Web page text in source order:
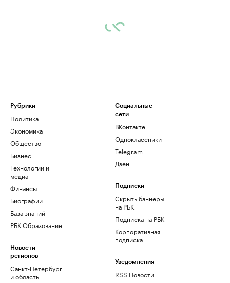
Рубрики
Политика
Экономика
Общество
Бизнес
Технологии и
медиа
Финансы
Биографии
База знаний
РБК Образование
Новости
регионов
Санкт-Петербург
и область
Социальные
сети
ВКонтакте
Одноклассники
Telegram
Дзен
Подписки
Скрыть баннеры
на РБК
Подписка на РБК
Корпоративная
подписка
Уведомления
RSS Новости